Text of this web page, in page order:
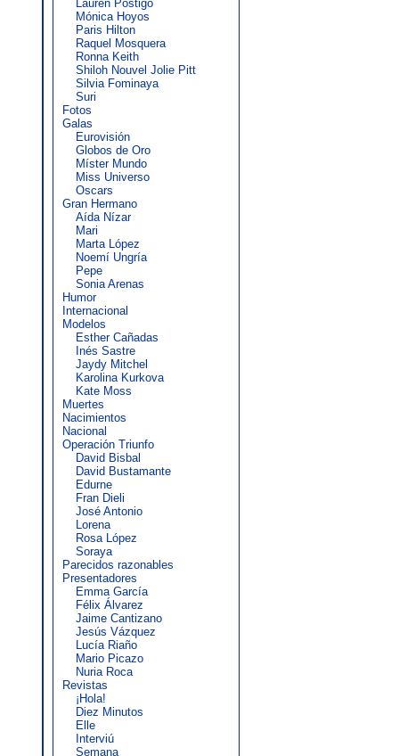
Lauren Postigo
Mónica Hoyos
Paris Hilton
Raquel Mosquera
Ronna Keith
Shiloh Nouvel Jolie Pitt
Silvia Fominaya
Suri
Fotos
Galas
Eurovisión
Globos de Oro
Míster Mundo
Miss Universo
Oscars
Gran Hermano
Aída Nízar
Mari
Marta López
Noemí Ungría
Pepe
Sonia Arenas
Humor
Internacional
Modelos
Esther Cañadas
Inés Sastre
Jaydy Mitchel
Karolina Kurkova
Kate Moss
Muertes
Nacimientos
Nacional
Operación Triunfo
David Bisbal
David Bustamante
Edurne
Fran Dieli
José Antonio
Lorena
Rosa López
Soraya
Parecidos razonables
Presentadores
Emma García
Félix Álvarez
Jaime Cantizano
Jesús Vázquez
Lucía Riaño
Mario Picazo
Nuria Roca
Revistas
¡Hola!
Diez Minutos
Elle
Interviú
Semana